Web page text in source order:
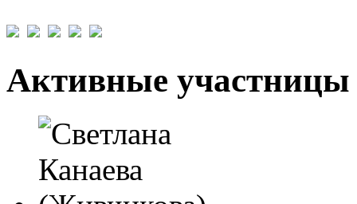
Активные участницы